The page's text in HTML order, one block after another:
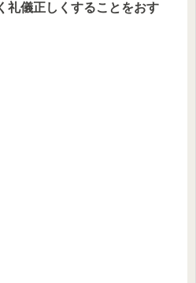
礼儀正しくすることをおす